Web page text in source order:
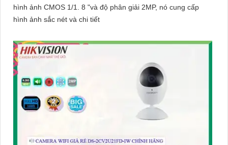
hình ảnh CMOS 1/1. 8 "và độ phân giải 2MP, nó cung cấp
hình ảnh sắc nét và chi tiết